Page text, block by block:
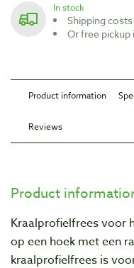
In stock
Shipping
Or free pickup
Product information
Reviews
Product
Kraalprofielfrees voor
op een hoek met een
kraalprofielfrees is